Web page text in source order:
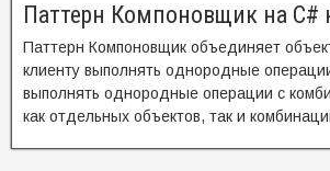
Паттерн Компоновщик на C#
Паттерн Компоновщик объединяет
клиенту выполнять однородные
выполнять однородные операции с
как отдельных объектов, так и